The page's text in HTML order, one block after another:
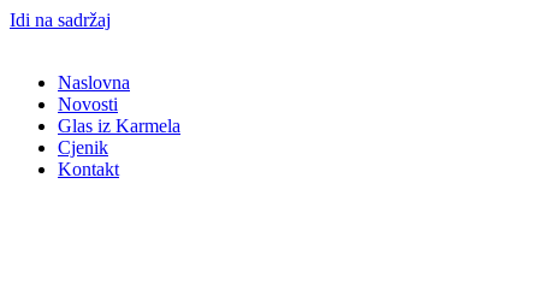
Idi na sadržaj
Naslovna
Novosti
Glas iz Karmela
Cjenik
Kontakt